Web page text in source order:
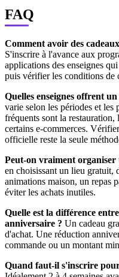
FAQ
Comment avoir des
S'inscrire à l'avance aux
applications des enseignes
puis vérifier les conditions de
Quelles enseignes offrent
varie selon les périodes et les
fréquents sont la
certains e-commerces.
officielle reste la seule
Peut-on vraiment
en choisissant un lieu gratuit,
animations maison, un repas
éviter les achats inutiles.
Quelle est la différence
anniversaire ? Un cadeau
d'achat. Une réduction
commande ou un montant
Quand faut-il s'inscrire